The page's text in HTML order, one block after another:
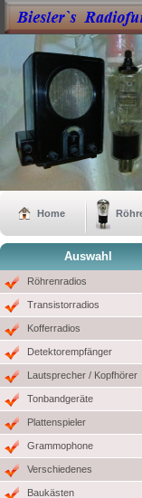
Home
Auswahl
Röhrenradios
Transistorradios
Kofferradios
Detektorempfänger
Lautsprecher / Kopfhörer
Tonbandgeräte
Plattenspieler
Grammophone
Verschiedenes
Baukästen